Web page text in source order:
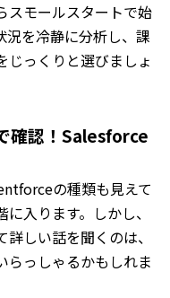
スモールスタートで始
況を冷静に分析し、課
じっくりと選びましょ
確認！Salesforce
の種類も見えて
入ります。 しかし、
しい話を聞くのは、
らっしゃるかもしれま